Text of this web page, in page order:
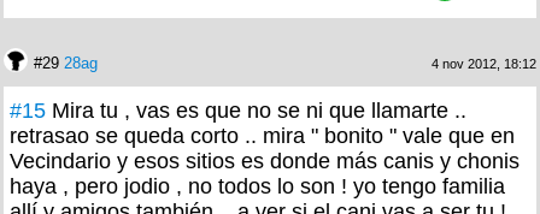
#29 28ag 4 nov 2012, 18:12
#15 Mira tu , vas es que no se ni que llamarte ..
retrasao se queda corto .. mira " bonito " vale que en
Vecindario y esos sitios es donde más canis y chonis
haya , pero jodio , no todos lo son ! yo tengo familia